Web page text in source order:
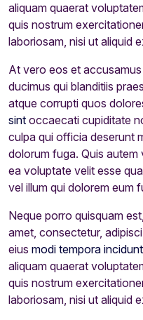
aliquam quaerat
quis nostrum
laboriosam, nisi ut aliquid
At vero eos et
ducimus qui blanditiis
atque corrupti quos
sint occaecati cupiditate
culpa qui officia deserunt
dolorum fuga. Quis autem
ea voluptate velit esse
vel illum qui dolorem eum
Neque porro quisquam
amet, consectetur,
eius modi tempora
aliquam quaerat
quis nostrum
laboriosam, nisi ut aliquid